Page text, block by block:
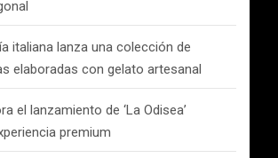
italiana lanza una colección de
elaboradas con gelato artesanal
el lanzamiento de ‘La Odisea’
premium